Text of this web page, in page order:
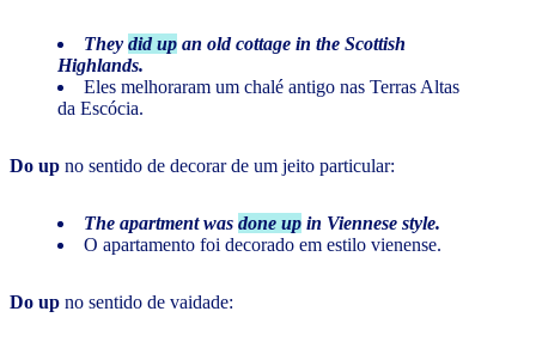
They did up an old cottage in the Scottish
Highlands.
Eles melhoraram um chalé antigo nas Terras Altas
da Escócia.
Do up no sentido de decorar de um jeito particular:
The apartment was done up in Viennese style.
O apartamento foi decorado em estilo vienense.
Do up no sentido de vaidade: